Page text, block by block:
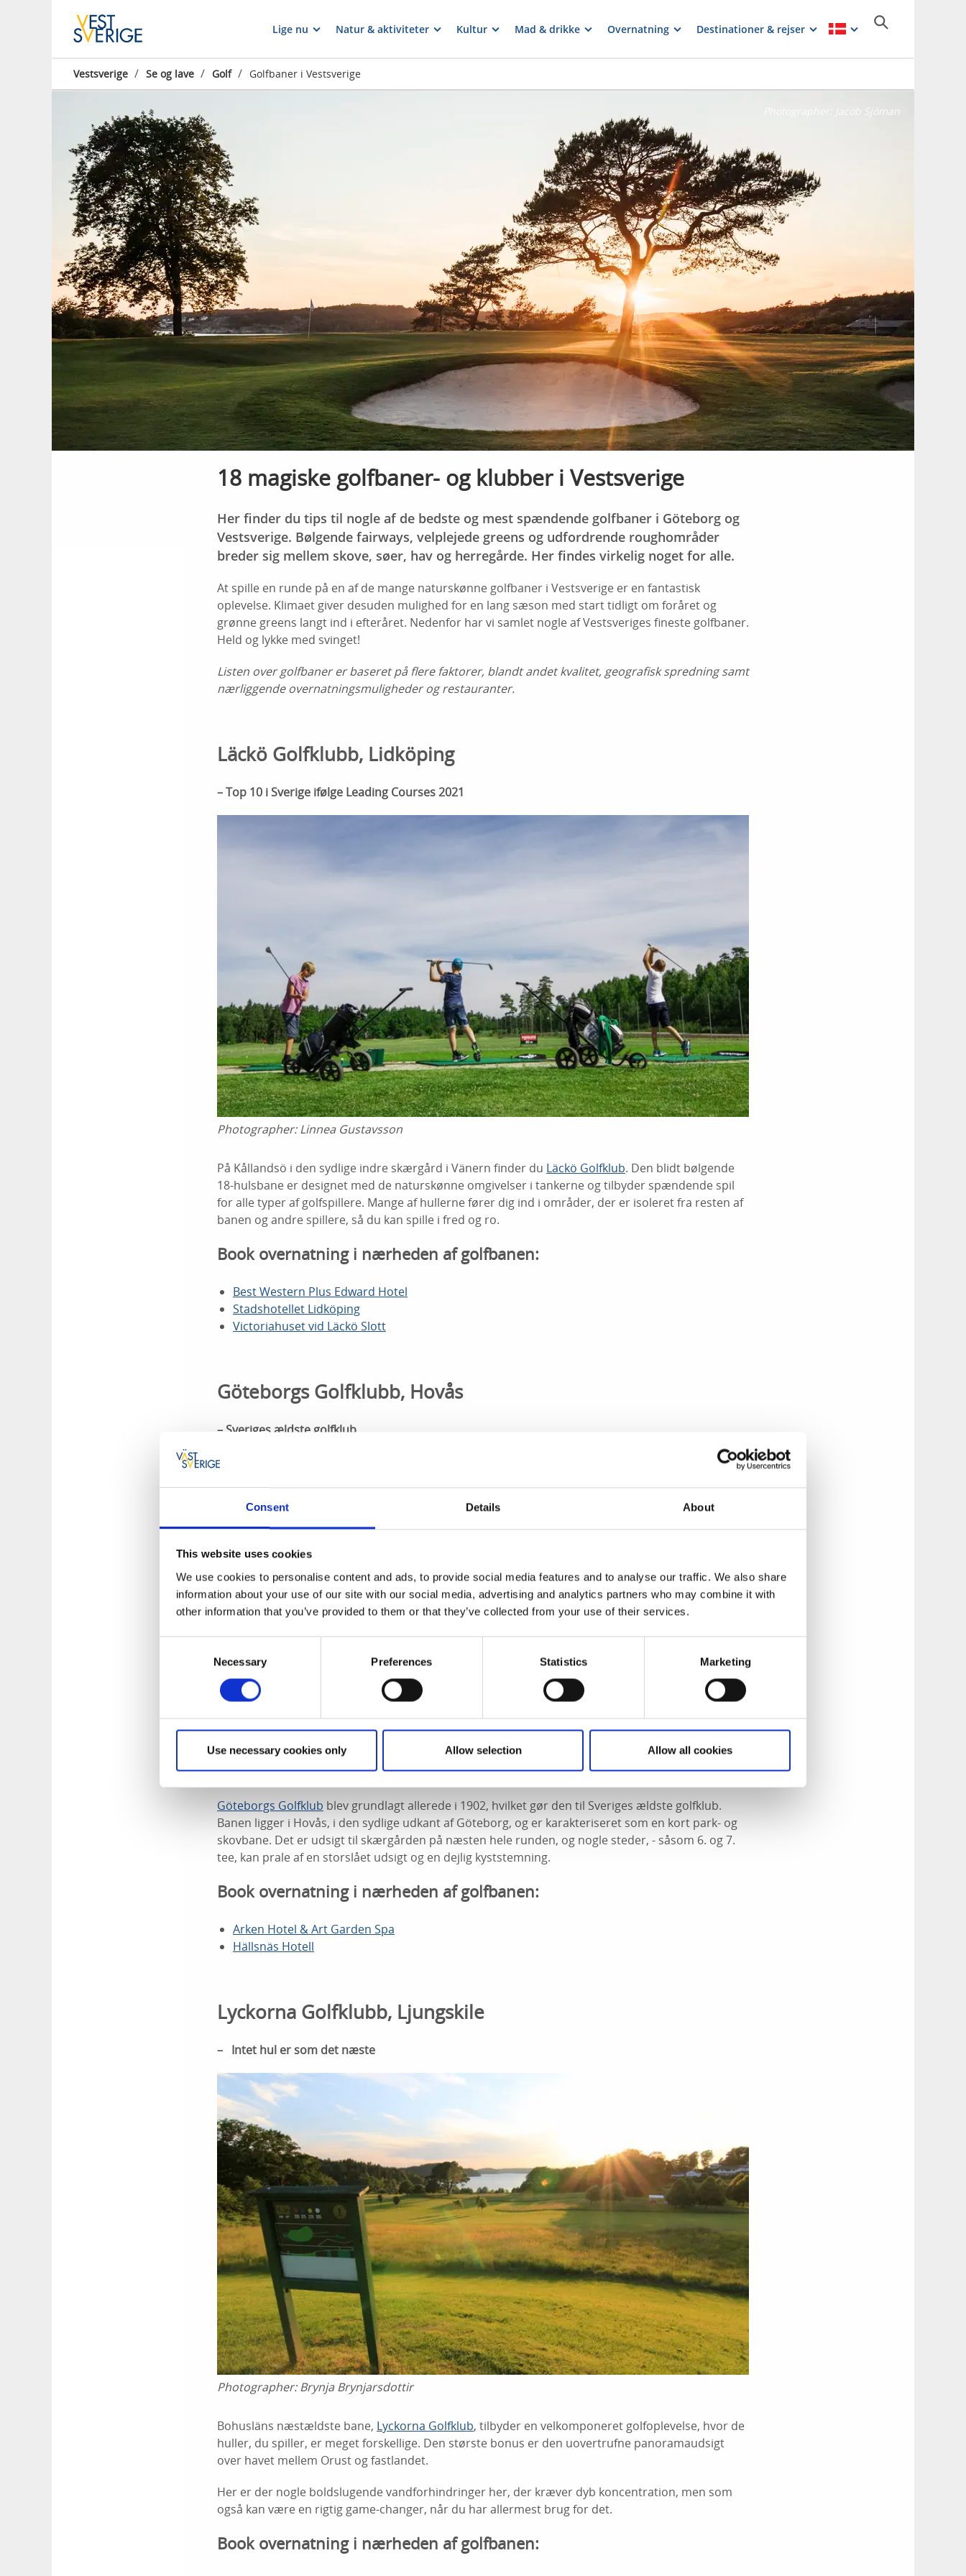
Consent Details About
This website uses cookies
We use cookies to personalise content and ads, to provide social media features and to analyse our traffic. We also share
information about your use of our site with our social media, advertising and analytics partners who may combine it with
other information that you’ve provided to them or that they’ve collected from your use of their services.
Necessary Preferences Statistics Marketing
Use necessary cookies only Allow selection Allow all cookies
Lige nu Natur & aktiviteter Kultur Mad & drikke Overnatning Destinationer & rejser
Vestsverige / Se og lave / Golf / Golfbaner i Vest­sverige
Jacob Sjöman
18 magiske golfbaner- og klubber i Vestsverige
Her finder du tips til nogle af de bedste og mest spændende golfbaner i Göteborg og
Vestsverige. Bølgende fairways, velplejede greens og udfordrende roughområder
breder sig mellem skove, søer, hav og herregårde. Her findes virkelig noget for alle.
At spille en runde på en af de mange naturskønne golfbaner i Vestsverige er en fantastisk
oplevelse. Klimaet giver desuden mulighed for en lang sæson med start tidligt om foråret og
grønne greens langt ind i efteråret. Nedenfor har vi samlet nogle af Vestsveriges fineste golfbaner.
Held og lykke med svinget!
Listen over golfbaner er baseret på flere faktorer, blandt andet kvalitet, geografisk spredning samt
nærliggende overnatningsmuligheder og restauranter.
Läckö Golfklubb, Lidköping
– Top 10 i Sverige ifølge Leading Courses 2021
Photographer:Linnea Gustavsson
På Kållandsö i den sydlige indre skærgård i Vänern finder du Läckö Golfklub. Den blidt bølgende
18-hulsbane er designet med de naturskønne omgivelser i tankerne og tilbyder spændende spil
for alle typer af golfspillere. Mange af hullerne fører dig ind i områder, der er isoleret fra resten af ​​
banen og andre spillere, så du kan spille i fred og ro.
Book overnatning i nærheden af golfbanen:
Best Western Plus Edward Hotel
Stadshotellet Lidköping
Victoriahuset vid Läckö Slott
Göteborgs Golfklubb, Hovås
– Sveriges ældste golfklub
Photographer:Jacob Sjöman
Göteborgs Golfklub blev grundlagt allerede i 1902, hvilket gør den til Sveriges ældste golfklub.
Banen ligger i Hovås, i den sydlige udkant af Göteborg, og er karakteriseret som en kort park- og
skovbane. Det er udsigt til skærgården på næsten hele runden, og nogle steder, - såsom 6. og 7.
tee, kan prale af en storslået udsigt og en dejlig kyststemning.
Book overnatning i nærheden af golfbanen:
Arken Hotel & Art Garden Spa
Hällsnäs Hotell
Lyckorna Golfklubb, Ljungskile
– Intet hul er som det næste
Photographer:Brynja Brynjarsdottir
Bohusläns næstældste bane, Lyckorna Golfklub, tilbyder en velkomponeret golfoplevelse, hvor de
huller, du spiller, er meget forskellige. Den største bonus er den uovertrufne panoramaudsigt
over havet mellem Orust og fastlandet.
Her er der nogle boldslugende vandforhindringer her, der kræver dyb koncentration, men som
også kan være en rigtig game-changer, når du har allermest brug for det.
Book overnatning i nærheden af golfbanen: